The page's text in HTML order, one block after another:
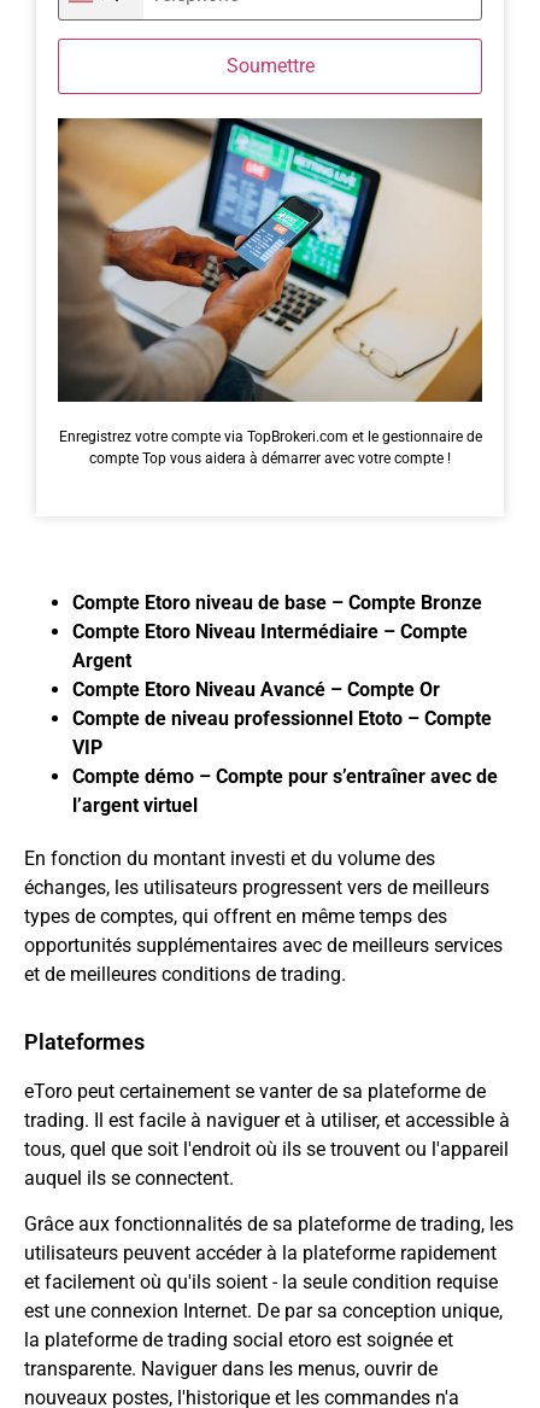
Soumettre
Enregistrez votre compte via TopBrokeri.com et le gestionnaire de
compte Top vous aidera à démarrer avec votre compte !
Compte Etoro niveau de base – Compte Bronze
Compte Etoro Niveau Intermédiaire – Compte
Argent
Compte Etoro Niveau Avancé – Compte Or
Compte de niveau professionnel Etoto – Compte
VIP
Compte démo – Compte pour s’entraîner avec de
l’argent virtuel
En fonction du montant investi et du volume des
échanges, les utilisateurs progressent vers de meilleurs
types de comptes, qui offrent en même temps des
opportunités supplémentaires avec de meilleurs services
et de meilleures conditions de trading.
Plateformes
eToro peut certainement se vanter de sa plateforme de
trading. Il est facile à naviguer et à utiliser, et accessible à
tous, quel que soit l'endroit où ils se trouvent ou l'appareil
auquel ils se connectent.
Grâce aux fonctionnalités de sa plateforme de trading, les
utilisateurs peuvent accéder à la plateforme rapidement
et facilement où qu'ils soient - la seule condition requise
est une connexion Internet. De par sa conception unique,
la plateforme de trading social etoro est soignée et
transparente. Naviguer dans les menus, ouvrir de
nouveaux postes, l'historique et les commandes n'a